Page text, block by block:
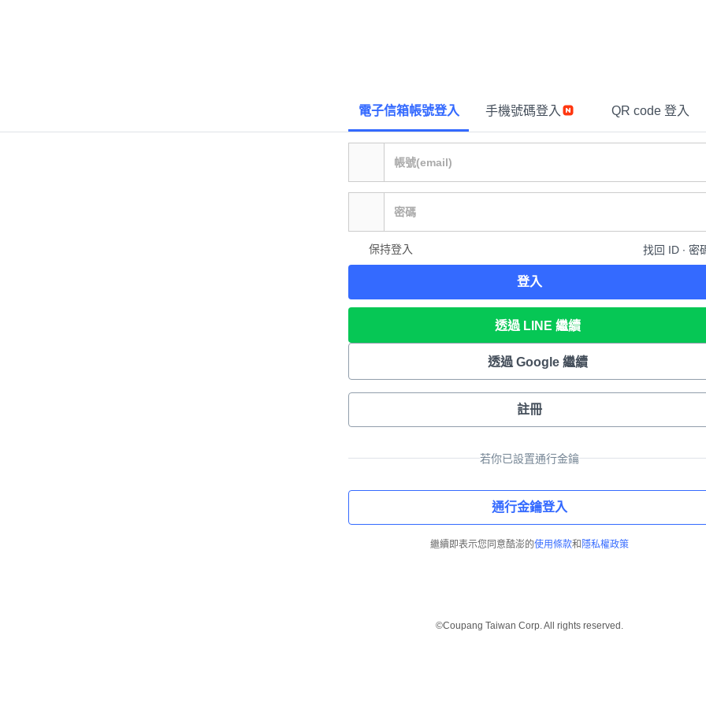
電子信箱帳號登入 手機號碼登入 QR code 登入
保持登入 找回 ID ∙ 密
登入
透過 LINE 繼續
透過 Google 繼續
註冊
若你已設置通行金鑰
通行金鑰登入
繼續即表示您同意酷澎的使用條款和 隱私權政策
©Coupang Taiwan Corp. All rights reserved.